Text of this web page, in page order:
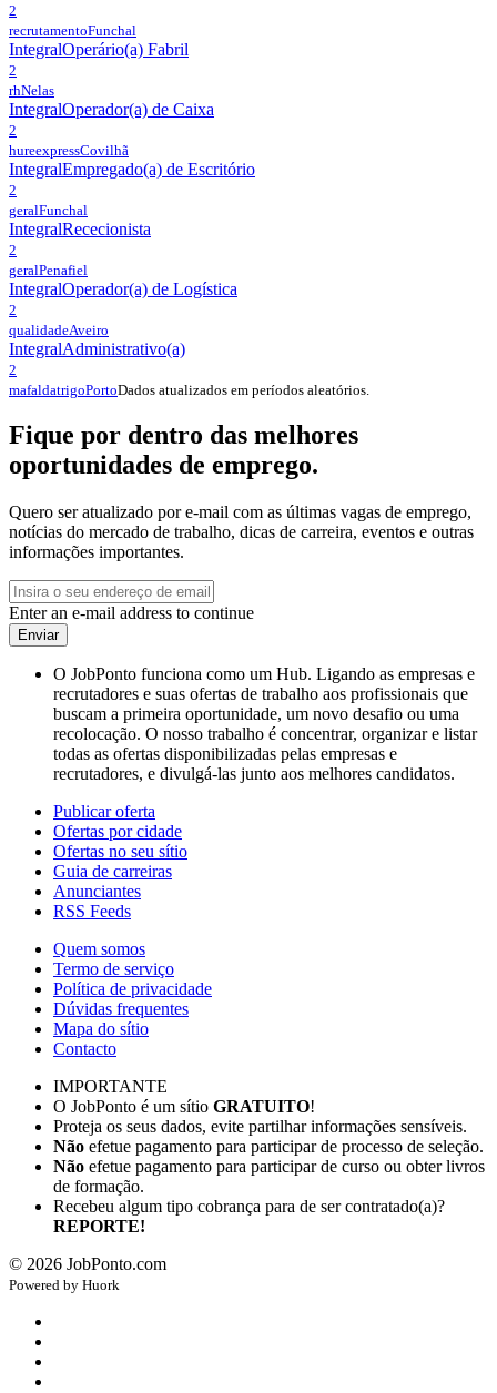
2
recrutamentoFunchal
IntegralOperário(a) Fabril
2
rhNelas
IntegralOperador(a) de Caixa
2
hureexpressCovilhã
IntegralEmpregado(a) de Escritório
2
geralFunchal
IntegralRececionista
2
geralPenafiel
IntegralOperador(a) de Logística
2
qualidadeAveiro
IntegralAdministrativo(a)
2
mafaldatrigoPortoDados atualizados em períodos aleatórios.
Fique por dentro das melhores
oportunidades de emprego.
Quero ser atualizado por e-mail com as últimas vagas de emprego,
notícias do mercado de trabalho, dicas de carreira, eventos e outras
informações importantes.
Enter an e-mail address to continue
Enviar
O JobPonto funciona como um Hub. Ligando as empresas e
recrutadores e suas ofertas de trabalho aos profissionais que
buscam a primeira oportunidade, um novo desafio ou uma
recolocação. O nosso trabalho é concentrar, organizar e listar
todas as ofertas disponibilizadas pelas empresas e
recrutadores, e divulgá-las junto aos melhores candidatos.
Publicar oferta
Ofertas por cidade
Ofertas no seu sítio
Guia de carreiras
Anunciantes
RSS Feeds
Quem somos
Termo de serviço
Política de privacidade
Dúvidas frequentes
Mapa do sítio
Contacto
IMPORTANTE
O JobPonto é um sítio GRATUITO!
Proteja os seus dados, evite partilhar informações sensíveis.
Não efetue pagamento para participar de processo de seleção.
Não efetue pagamento para participar de curso ou obter livros
de formação.
Recebeu algum tipo cobrança para de ser contratado(a)?
REPORTE!
© 2026 JobPonto.com
Powered by Huork